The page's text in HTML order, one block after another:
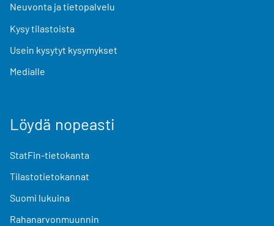
Neuvonta ja tietopalvelu
Kysy tilastoista
Usein kysytyt kysymykset
Medialle
Löydä nopeasti
StatFin-tietokanta
Tilastotietokannat
Suomi lukuina
Rahanarvonmuunnin